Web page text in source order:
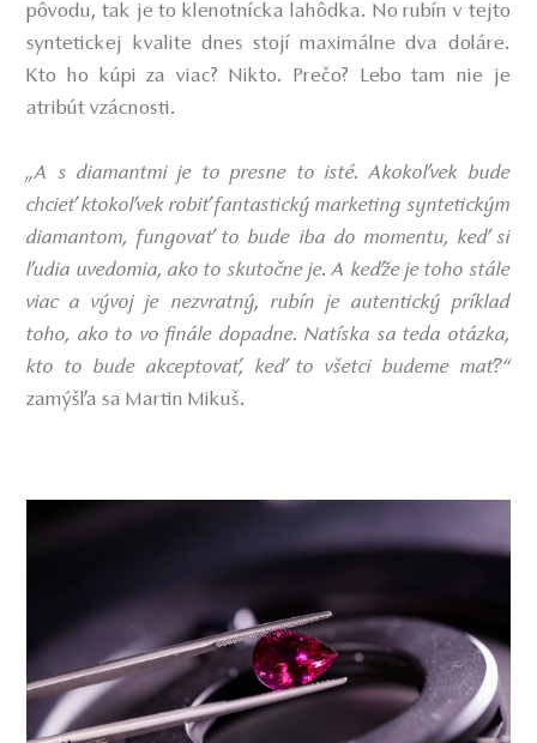
pôvodu, tak je to klenotnícka lahôdka. No rubín v tejto
syntetickej kvalite dnes stojí maximálne dva doláre.
Kto ho kúpi za viac? Nikto. Prečo? Lebo tam nie je
atribút vzácnosti.
„A s diamantmi je to presne to isté. Akokoľvek bude
chcieť ktokoľvek robiť fantastický marketing syntetickým
diamantom, fungovať to bude iba do momentu, keď si
ľudia uvedomia, ako to skutočne je. A keďže je toho stále
viac a vývoj je nezvratný, rubín je autentický príklad
toho, ako to vo finále dopadne. Natíska sa teda otázka,
kto to bude akceptovať, keď to všetci budeme mať?“
zamýšľa sa Martin Mikuš.